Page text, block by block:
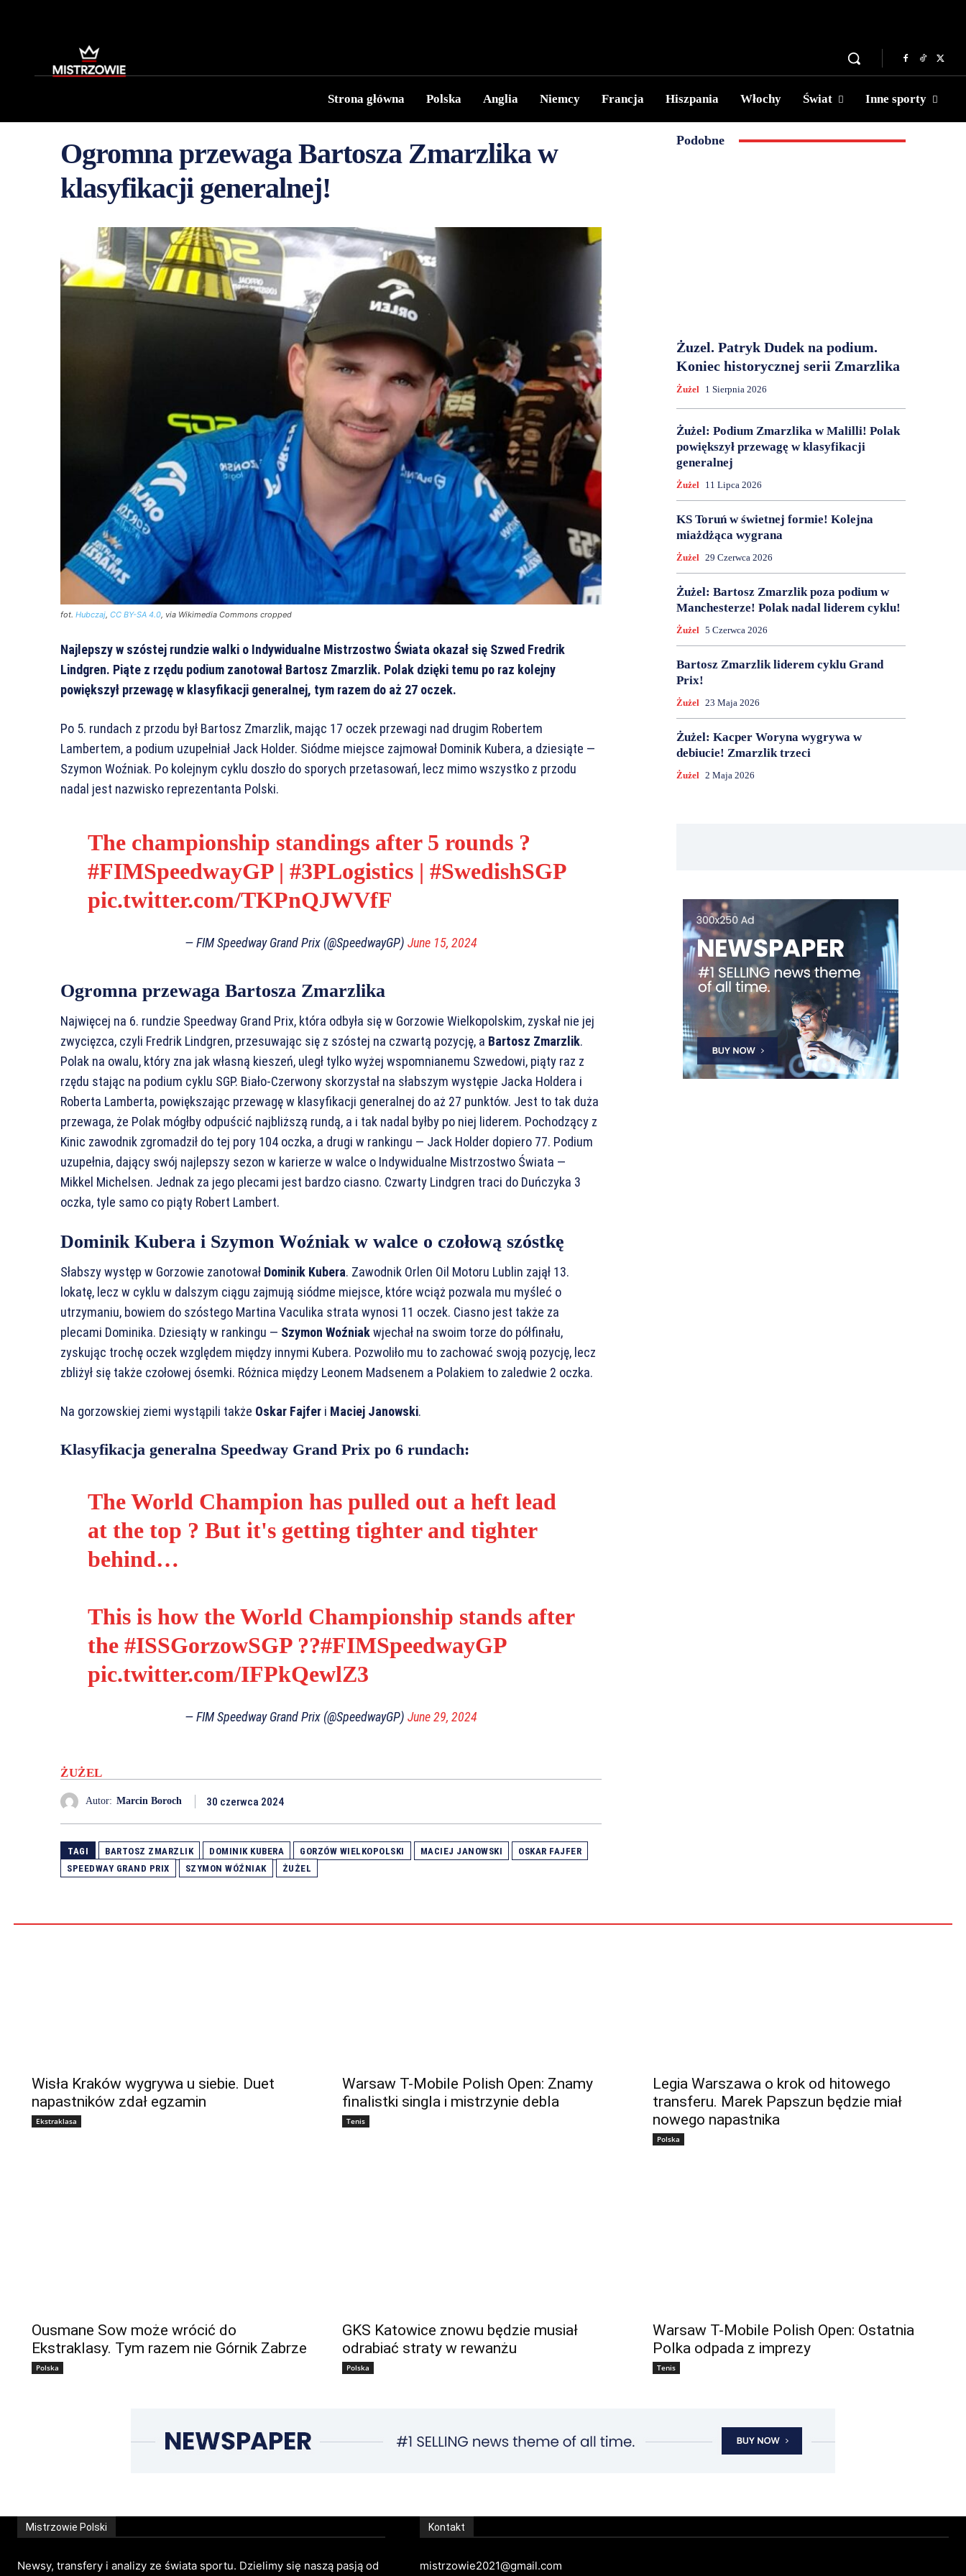
Strona główna Polska Anglia Niemcy Francja Hiszpania Włochy Świat Inne sporty
Ogromna przewaga Bartosza Zmarzlika w
klasyfikacji generalnej!
fot. Hubczaj CC BY-SA 4.0 , via Wikimedia Commons cropped
Najlepszy w szóstej rundzie walki o Indywidualne Mistrzostwo Świata okazał się Szwed Fredrik
Lindgren. Piąte z rzędu podium zanotował Bartosz Zmarzlik. Polak dzięki temu po raz kolejny
powiększył przewagę w klasyfikacji generalnej, tym razem do aż 27 oczek.
Po 5. rundach z przodu był Bartosz Zmarzlik, mając 17 oczek przewagi nad drugim Robertem
Lambertem, a podium uzupełniał Jack Holder. Siódme miejsce zajmował Dominik Kubera, a dziesiąte —
Szymon Woźniak. Po kolejnym cyklu doszło do sporych przetasowań, lecz mimo wszystko z przodu
nadal jest nazwisko reprezentanta Polski.
The championship standings after 5 rounds ?
#FIMSpeedwayGP| #3PLogistics| #SwedishSGP
pic.twitter.com/TKPnQJWVfF
— FIM Speedway Grand Prix (@SpeedwayGP) June 15, 2024
Ogromna przewaga Bartosza Zmarzlika
Najwięcej na 6. rundzie Speedway Grand Prix, która odbyła się w Gorzowie Wielkopolskim, zyskał nie jej
zwycięzca, czyli Fredrik Lindgren, przesuwając się z szóstej na czwartą pozycję, a Bartosz Zmarzlik.
Polak na owalu, który zna jak własną kieszeń, uległ tylko wyżej wspomnianemu Szwedowi, piąty raz z
rzędu stając na podium cyklu SGP. Biało-Czerwony skorzystał na słabszym występie Jacka Holdera i
Roberta Lamberta, powiększając przewagę w klasyfikacji generalnej do aż 27 punktów. Jest to tak duża
przewaga, że Polak mógłby odpuścić najbliższą rundą, a i tak nadal byłby po niej liderem. Pochodzący z
Kinic zawodnik zgromadził do tej pory 104 oczka, a drugi w rankingu — Jack Holder dopiero 77. Podium
uzupełnia, dający swój najlepszy sezon w karierze w walce o Indywidualne Mistrzostwo Świata —
Mikkel Michelsen. Jednak za jego plecami jest bardzo ciasno. Czwarty Lindgren traci do Duńczyka 3
oczka, tyle samo co piąty Robert Lambert.
Dominik Kubera i Szymon Woźniak w walce o czołową szóstkę
Słabszy występ w Gorzowie zanotował Dominik Kubera. Zawodnik Orlen Oil Motoru Lublin zajął 13.
lokatę, lecz w cyklu w dalszym ciągu zajmują siódme miejsce, które wciąż pozwala mu myśleć o
utrzymaniu, bowiem do szóstego Martina Vaculika strata wynosi 11 oczek. Ciasno jest także za
plecami Dominika. Dziesiąty w rankingu — Szymon Woźniakwjechał na swoim torze do półfinału,
zyskując trochę oczek względem między innymi Kubera. Pozwoliło mu to zachować swoją pozycję, lecz
zbliżył się także czołowej ósemki. Różnica między Leonem Madsenem a Polakiem to zaledwie 2 oczka.
Na gorzowskiej ziemi wystąpili także Oskar Fajfer i Maciej Janowski.
Klasyfikacja generalna Speedway Grand Prix po 6 rundach:
The World Champion has pulled out a heft lead
at the top ? But it's getting tighter and tighter
behind…
This is how the World Championship stands after
the #ISSGorzowSGP??#FIMSpeedwayGP
pic.twitter.com/IFPkQewlZ3
— FIM Speedway Grand Prix (@SpeedwayGP) June 29, 2024
ŻUŻEL
Autor: Marcin Boroch 30 czerwca 2024
TAGI BARTOSZ ZMARZLIK DOMINIK KUBERA GORZÓW WIELKOPOLSKI MACIEJ JANOWSKI
OSKAR FAJFER
SPEEDWAY GRAND PRIX
SZYMON WÓŹNIAK ŻUŻEL
Podobne
Żuzel. Patryk Dudek na podium.
Koniec historycznej serii Zmarzlika
Żużel 1 Sierpnia 2026
Żużel: Podium Zmarzlika w Malilli! Polak
powiększył przewagę w klasyfikacji
generalnej
Żużel 11 Lipca 2026
KS Toruń w świetnej formie! Kolejna
miażdżąca wygrana
Żużel 29 Czerwca 2026
Żużel: Bartosz Zmarzlik poza podium w
Manchesterze! Polak nadal liderem cyklu!
Żużel 5 Czerwca 2026
Bartosz Zmarzlik liderem cyklu Grand
Prix!
Żużel 23 Maja 2026
Żużel: Kacper Woryna wygrywa w
debiucie! Zmarzlik trzeci
Żużel 2 Maja 2026
Wisła Kraków wygrywa u siebie. Duet
napastników zdał egzamin
Ekstraklasa
Warsaw T-Mobile Polish Open: Znamy
finalistki singla i mistrzynie debla
Tenis
Legia Warszawa o krok od hitowego
transferu. Marek Papszun będzie miał
nowego napastnika
Polska
Ousmane Sow może wrócić do
Ekstraklasy. Tym razem nie Górnik Zabrze
Polska
GKS Katowice znowu będzie musiał
odrabiać straty w rewanżu
Polska
Warsaw T-Mobile Polish Open: Ostatnia
Polka odpada z imprezy
Tenis
Mistrzowie Polski
Newsy, transfery i analizy ze świata sportu. Dzielimy się naszą pasją od
Kontakt
mistrzowie2021@gmail.com